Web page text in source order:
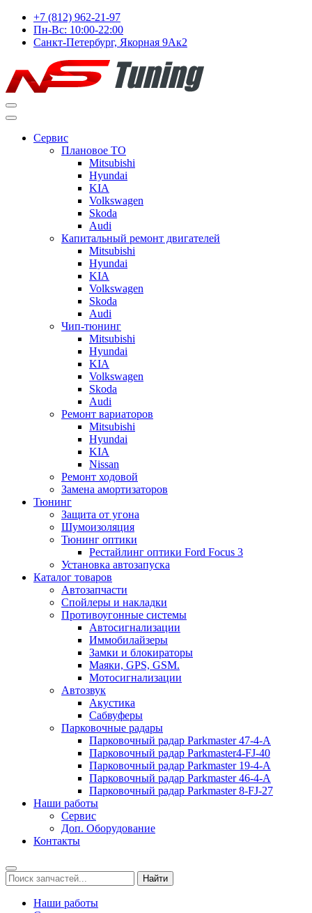
+7 (812) 962-21-97
Пн-Вс: 10:00-22:00
Санкт-Петербург, Якорная 9Ак2
Сервис
Плановое ТО
Mitsubishi
Hyundai
KIA
Volkswagen
Skoda
Audi
Капитальный ремонт двигателей
Mitsubishi
Hyundai
KIA
Volkswagen
Skoda
Audi
Чип-тюнинг
Mitsubishi
Hyundai
KIA
Volkswagen
Skoda
Audi
Ремонт вариаторов
Mitsubishi
Hyundai
KIA
Nissan
Ремонт ходовой
Замена амортизаторов
Тюнинг
Защита от угона
Шумоизоляция
Тюнинг оптики
Рестайлинг оптики Ford Focus 3
Установка автозапуска
Каталог товаров
Автозапчасти
Спойлеры и накладки
Противоугонные системы
Автосигнализации
Иммобилайзеры
Замки и блокираторы
Маяки, GPS, GSM.
Мотосигнализации
Автозвук
Акустика
Сабвуферы
Парковочные радары
Парковочный радар Parkmaster 47-4-А
Парковочный радар Parkmaster4-FJ-40
Парковочный радар Parkmaster 19-4-А
Парковочный радар Parkmaster 46-4-A
Парковочный радар Parkmaster 8-FJ-27
Наши работы
Сервис
Доп. Оборудование
Контакты
Наши работы